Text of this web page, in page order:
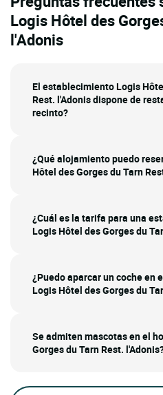
Logis Hôtel des
l'Adonis
El establecimiento Logis
Rest. l'Adonis dispone de
recinto?
¿Qué alojamiento puedo
Hôtel des Gorges du Tarn
¿Cuál es la tarifa para una
Logis Hôtel des Gorges du
¿Puedo aparcar un coche en
Logis Hôtel des Gorges du
Se admiten mascotas en el
Gorges du Tarn Rest.